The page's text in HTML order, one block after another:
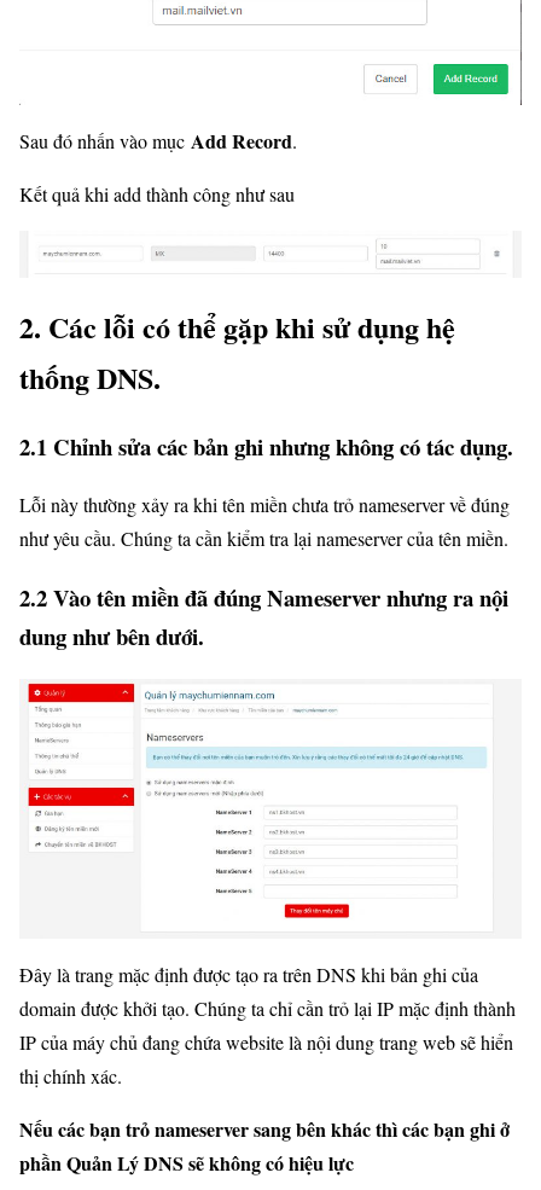
Sau đó nhấn vào mục Add Record.
Kết quả khi add thành công như sau
2. Các lỗi có thể gặp khi sử dụng hệ
thống DNS.
2.1 Chỉnh sửa các bản ghi nhưng không có tác dụng.
Lỗi này thường xảy ra khi tên miền chưa trỏ nameserver về đúng
như yêu cầu. Chúng ta cần kiểm tra lại nameserver của tên miền.
2.2 Vào tên miền đã đúng Nameserver nhưng ra nội
dung như bên dưới.
Đây là trang mặc định được tạo ra trên DNS khi bản ghi của
domain được khởi tạo. Chúng ta chỉ cần trỏ lại IP mặc định thành
IP của máy chủ đang chứa website là nội dung trang web sẽ hiển
thị chính xác.
Nếu các bạn trỏ nameserver sang bên khác thì các bạn ghi ở
phần Quản Lý DNS sẽ không có hiệu lực